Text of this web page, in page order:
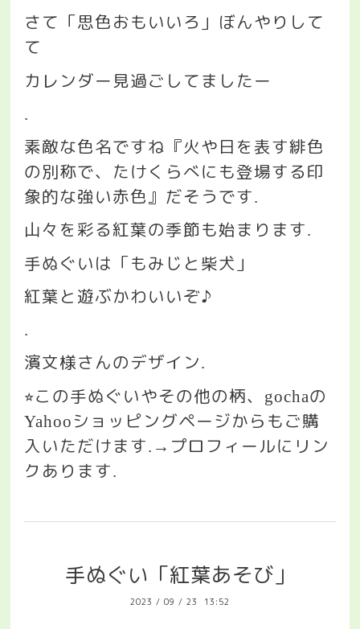
さて「思色おもいいろ」ぼんやりして
て
カレンダー見過ごしてましたー
.
素敵な色名ですね『火や日を表す緋色
の別称で、たけくらべにも登場する印
象的な強い赤色』だそうです.
山々を彩る紅葉の季節も始まります.
手ぬぐいは「もみじと柴犬」
紅葉と遊ぶかわいいぞ♪
.
濱文様さんのデザイン.
⭐︎この手ぬぐいやその他の柄、 gochaの
Yahoo ショッピングページからもご購
入いただけます.→ プロフィールにリン
クあります.
手ぬぐい「紅葉あそび」
2023 / 09 / 23 13:52